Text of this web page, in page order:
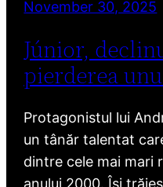
November 30, 2025
Júnior,
pierderea
Protagonistul lui
un tânăr talentat
dintre cele mai mari
anului 2000. Își